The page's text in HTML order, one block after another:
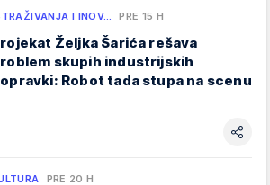
I INOV… PRE 15 H
Željka Šarića rešava
skupih industrijskih
Robot tada stupa na scenu
PRE 20 H